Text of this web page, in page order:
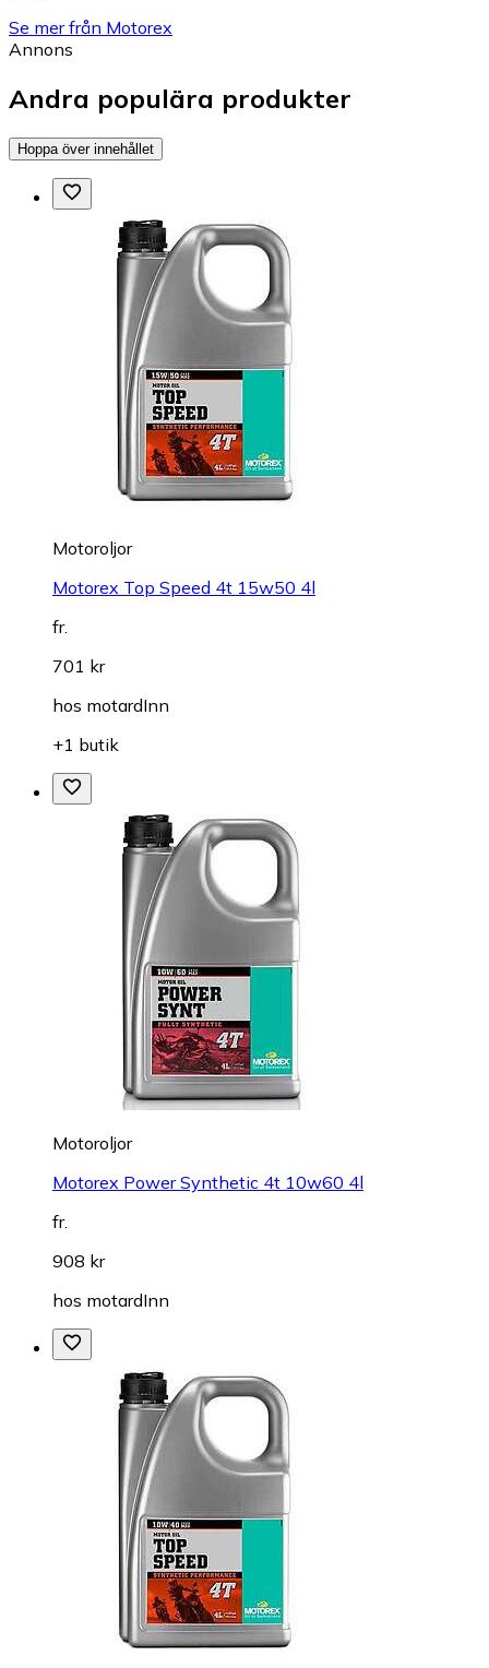
Se mer från Motorex
Annons
Andra populära produkter
Hoppa över innehållet
Motoroljor
Motorex Top Speed 4t 15w50 4l
fr.
701 kr
hos motardInn
+1 butik
Motoroljor
Motorex Power Synthetic 4t 10w60 4l
fr.
908 kr
hos motardInn